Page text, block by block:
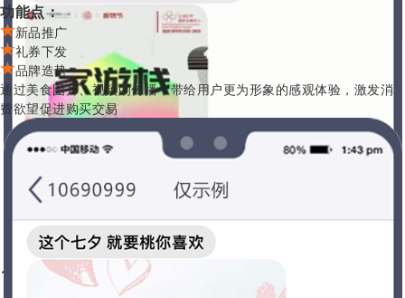
功能点：
新品推广
礼券下发
品牌造势
通过美食图片、视频的传播，带给用户更为形象的感观体验，激发消
费欲望促进购买交易